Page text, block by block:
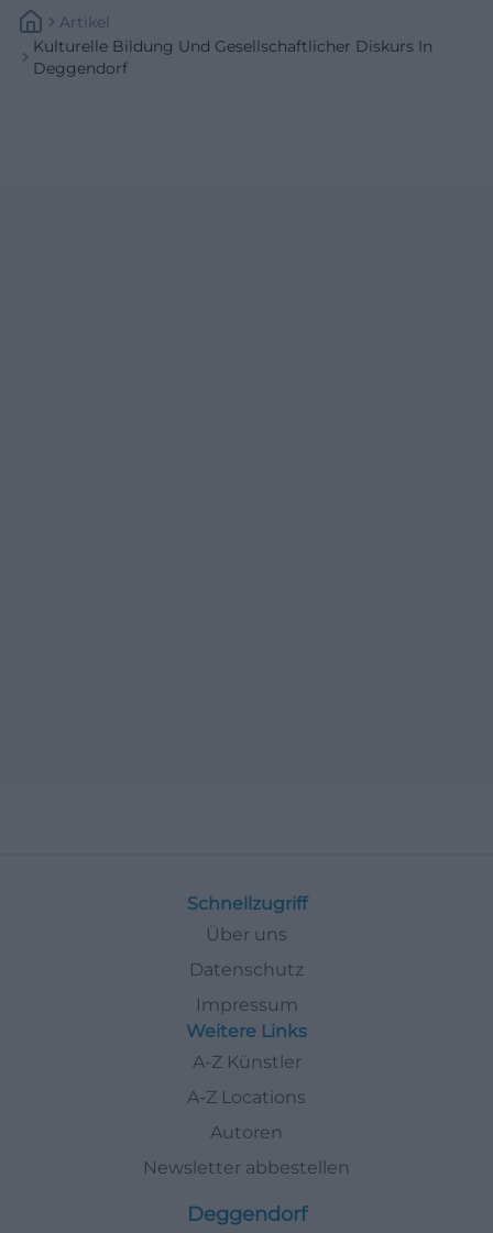
Artikel
Kulturelle Bildung Und Gesellschaftlicher Diskurs In
Deggendorf
Schnellzugriff
Über uns
Datenschutz
Impressum
Weitere Links
A-Z Künstler
A-Z Locations
Autoren
Newsletter abbestellen
Deggendorf